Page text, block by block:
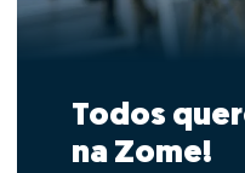
Todos
na Zome!